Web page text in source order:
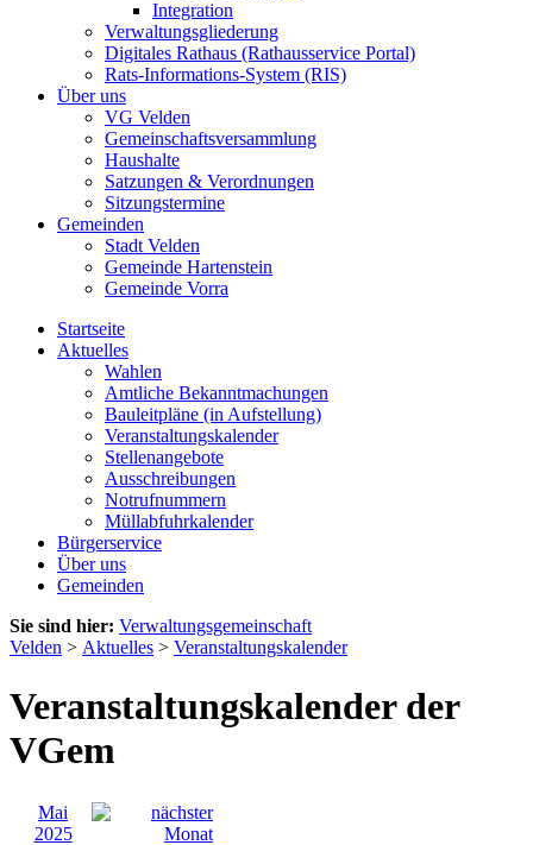
Integration
Verwaltungsgliederung
Digitales Rathaus (Rathausservice Portal)
Rats-Informations-System (RIS)
Über uns
VG Velden
Gemeinschaftsversammlung
Haushalte
Satzungen & Verordnungen
Sitzungstermine
Gemeinden
Stadt Velden
Gemeinde Hartenstein
Gemeinde Vorra
Startseite
Aktuelles
Wahlen
Amtliche Bekanntmachungen
Bauleitpläne (in Aufstellung)
Veranstaltungskalender
Stellenangebote
Ausschreibungen
Notrufnummern
Müllabfuhrkalender
Bürgerservice
Über uns
Gemeinden
Sie sind hier: Verwaltungsgemeinschaft
Velden > Aktuelles > Veranstaltungskalender
Veranstaltungskalender der
VGem
Mai
2025